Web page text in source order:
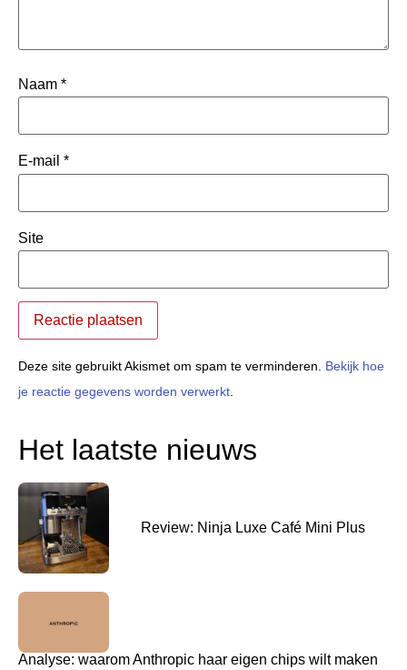
Naam *
E-mail *
Site
Deze site gebruikt Akismet om spam te verminderen. Bekijk hoe
je reactie gegevens worden verwerkt
Het laatste nieuws
Review: Ninja Luxe Café Mini Plus
Analyse: waarom Anthropic haar eigen chips wilt maken